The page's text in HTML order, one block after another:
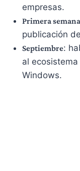
empresas.
Primera
publicación
Septiembre:
al
Windows.